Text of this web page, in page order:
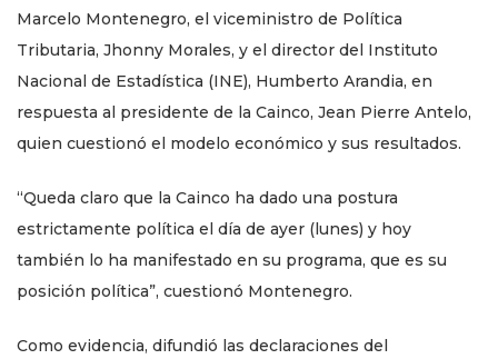
Marcelo Montenegro, el viceministro de Política
Tributaria, Jhonny Morales, y el director del Instituto
Nacional de Estadística (INE), Humberto Arandia, en
respuesta al presidente de la Cainco, Jean Pierre Antelo,
quien cuestionó el modelo económico y sus resultados.
“Queda claro que la Cainco ha dado una postura
estrictamente política el día de ayer (lunes) y hoy
también lo ha manifestado en su programa, que es su
posición política”, cuestionó Montenegro.
Como evidencia, difundió las declaraciones del